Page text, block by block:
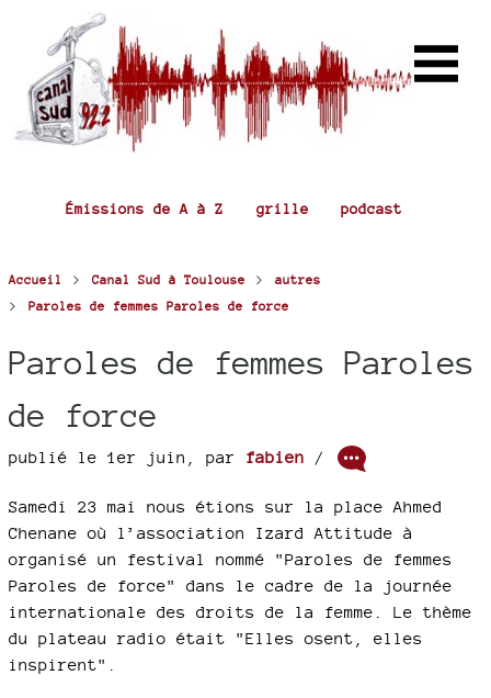
Émissions de A à Z grille podcast
Accueil > Canal Sud à Toulouse > autres
> Paroles de femmes Paroles de force
Paroles de femmes Paroles
de force
publié le 1er juin par fabien /
Samedi 23 mai nous étions sur la place Ahmed
Chenane où l’association Izard Attitude à
organisé un festival nommé "Paroles de femmes
Paroles de force" dans le cadre de la journée
internationale des droits de la femme. Le thème
du plateau radio était "Elles osent, elles
inspirent".